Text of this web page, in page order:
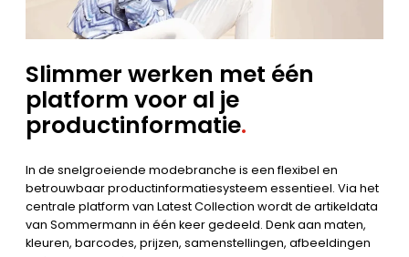
Slimmer werken met één
platform voor al je
productinformatie.
In de snelgroeiende modebranche is een flexibel en
betrouwbaar productinformatiesysteem essentieel. Via het
centrale platform van Latest Collection wordt de artikeldata
van Sommermann in één keer gedeeld. Denk aan maten,
kleuren, barcodes, prijzen, samenstellingen, afbeeldingen